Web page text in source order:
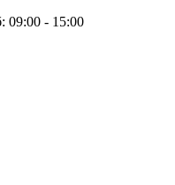
09:00 - 15:00